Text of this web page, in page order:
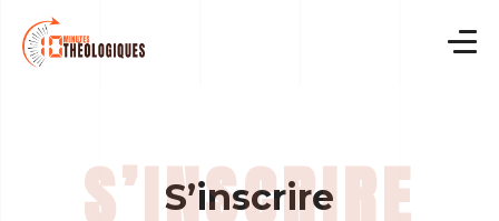
content
S’inscrire